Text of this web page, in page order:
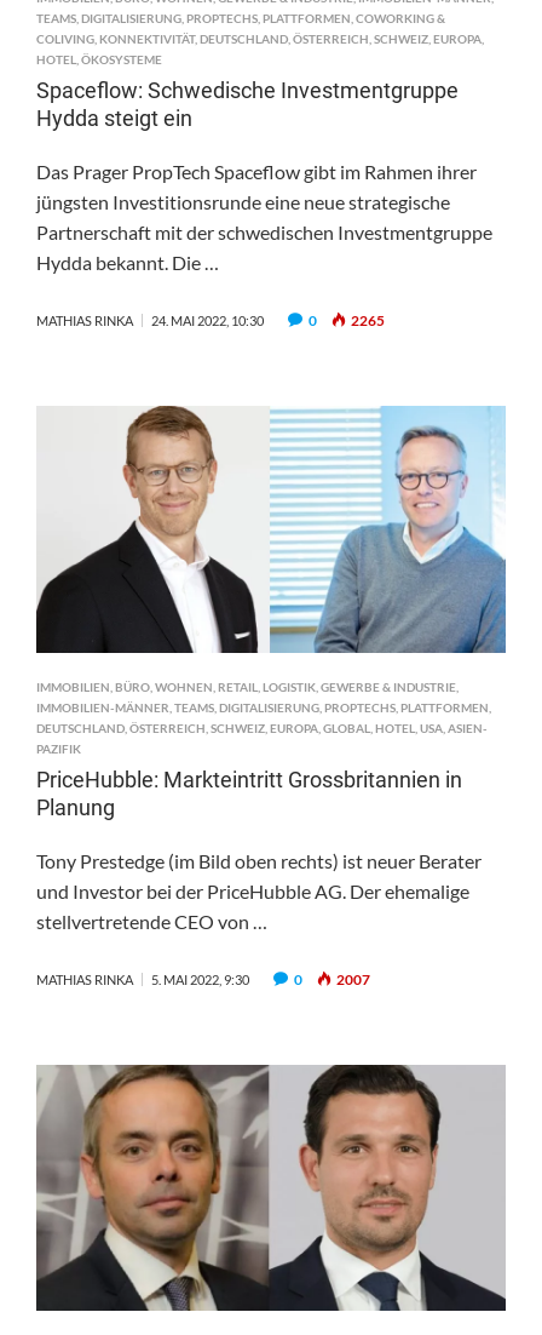
TEAMS,DIGITALISIERUNG, PROPTECHS, PLATTFORMEN,COWORKING &
COLIVING, KONNEKTIVITÄT,DEUTSCHLAND,ÖSTERREICH,SCHWEIZ,EUROPA,
HOTEL,ÖKOSYSTEME
Spaceflow: Schwedische Investmentgruppe
Hydda steigt ein
Das Prager PropTech Spaceflow gibt im Rahmen ihrer
jüngsten Investitionsrunde eine neue strategische
Partnerschaft mit der schwedischen Investmentgruppe
Hydda bekannt. Die …
MATHIAS RINKA 24. MAI 2022, 10:30 0 2265
IMMOBILIEN BÜRO WOHNEN RETAIL LOGISTIK GEWERBE & INDUSTRIE
IMMOBILIEN-MÄNNER TEAMS DIGITALISIERUNG PROPTECHS PLATTFORMEN
DEUTSCHLAND ÖSTERREICH SCHWEIZ EUROPA GLOBAL HOTEL USA ASIEN-
PAZIFIK
PriceHubble: Markteintritt Grossbritannien in
Planung
Tony Prestedge (im Bild oben rechts) ist neuer Berater
und Investor bei der PriceHubble AG. Der ehemalige
stellvertretende CEO von …
MATHIAS RINKA 5. MAI 2022, 9:30 0 2007